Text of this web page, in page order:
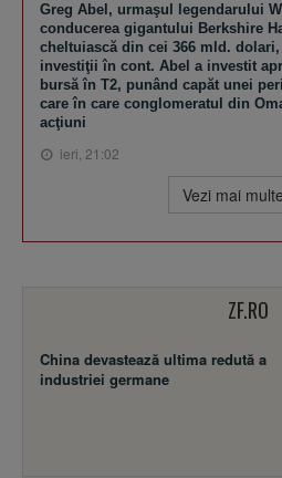
Greg Abel, urmaşul legendarului
conducerea gigantului Berkshire
cheltuiască din cei 366 mld.
investiţii în cont. Abel a investit
bursă în T2, punând capăt unei
care în care conglomeratul din
acţiuni
ieri, 21:02
Vezi mai
ZF.RO
China devastează ultima redută a
industriei germane